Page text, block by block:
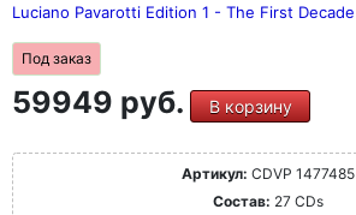
Luciano Pavarotti Edition 1 - The First Decade
Под заказ
59949 руб. В корзину
Артикул: CDVP 1477485
Состав: 27 CDs